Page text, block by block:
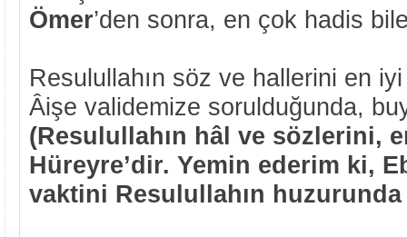
Ömer’den sonra, en çok hadis
Resulullahın söz ve hallerini en
Âişe validemize sorulduğunda,
(Resulullahın hâl ve sözlerini,
Hüreyre’dir. Yemin ederim ki,
vaktini Resulullahın